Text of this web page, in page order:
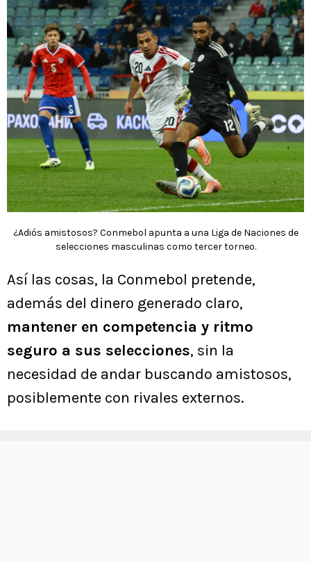
¿Adiós amistosos? Conmebol apunta a una Liga de Naciones de
selecciones masculinas como tercer torneo.
Así las cosas, la Conmebol pretende,
además del dinero generado claro,
mantener en competencia y ritmo
seguro a sus selecciones, sin la
necesidad de andar buscando amistosos,
posiblemente con rivales externos.